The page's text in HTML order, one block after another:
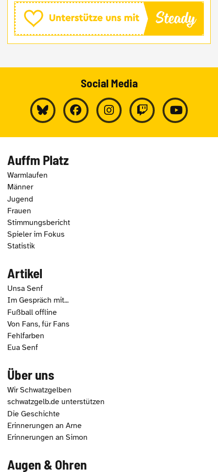
Social Media
Auffm Platz
Warmlaufen
Männer
Jugend
Frauen
Stimmungsbericht
Spieler im Fokus
Statistik
Artikel
Unsa Senf
Im Gespräch mit...
Fußball offline
Von Fans, für Fans
Fehlfarben
Eua Senf
Über uns
Wir Schwatzgelben
schwatzgelb.de unterstützen
Die Geschichte
Erinnerungen an Arne
Erinnerungen an Simon
Augen & Ohren